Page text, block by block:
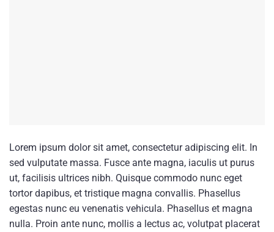
Lorem ipsum dolor sit amet, consectetur adipiscing elit. In
sed vulputate massa. Fusce ante magna, iaculis ut purus
ut, facilisis ultrices nibh. Quisque commodo nunc eget
tortor dapibus, et tristique magna convallis. Phasellus
egestas nunc eu venenatis vehicula. Phasellus et magna
nulla. Proin ante nunc, mollis a lectus ac, volutpat placerat